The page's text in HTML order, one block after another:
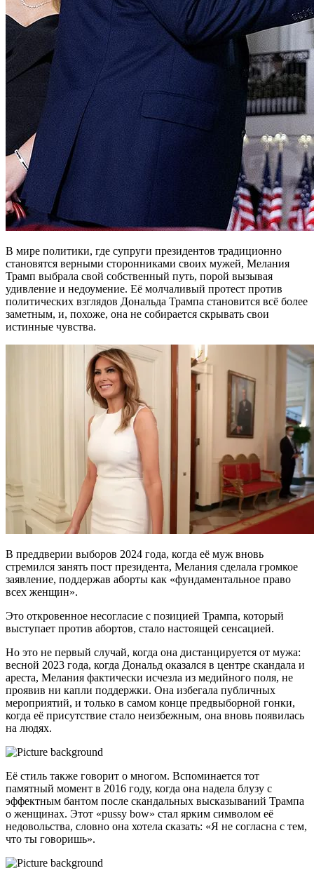
В мире политики, где супруги президентов традиционно
становятся верными сторонниками своих мужей, Мелания
Трамп выбрала свой собственный путь, порой вызывая
удивление и недоумение. Её молчаливый протест против
политических взглядов Дональда Трампа становится всё более
заметным, и, похоже, она не собирается скрывать свои
истинные чувства.
В преддверии выборов 2024 года, когда её муж вновь
стремился занять пост президента, Мелания сделала громкое
заявление, поддержав аборты как «фундаментальное право
всех женщин».
Это откровенное несогласие с позицией Трампа, который
выступает против абортов, стало настоящей сенсацией.
Но это не первый случай, когда она дистанцируется от мужа:
весной 2023 года, когда Дональд оказался в центре скандала и
ареста, Мелания фактически исчезла из медийного поля, не
проявив ни капли поддержки. Она избегала публичных
мероприятий, и только в самом конце предвыборной гонки,
когда её присутствие стало неизбежным, она вновь появилась
на людях.
Её стиль также говорит о многом. Вспоминается тот
памятный момент в 2016 году, когда она надела блузу с
эффектным бантом после скандальных высказываний Трампа
о женщинах. Этот «pussy bow» стал ярким символом её
недовольства, словно она хотела сказать: «Я не согласна с тем,
что ты говоришь».